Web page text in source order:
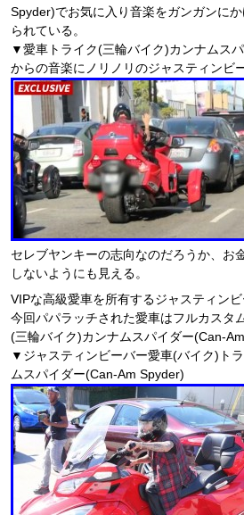
Spyder)でお気に入り音楽をガンガンに
られている。
▼愛車トライク(三輪バイク)カンナムス
からの音楽にノリノリのジャスティンビ
セレブヤンキーの志向なのだろうか、お
しないようにも見える。
VIPな高級愛車を所有するジャスティン
今回パパラッチされた愛車はフルカスタ
(三輪バイク)カンナムスパイダー(Can-Am
▼ジャスティンビーバー愛車(バイク)ト
ムスパイダー(Can-Am Spyder)